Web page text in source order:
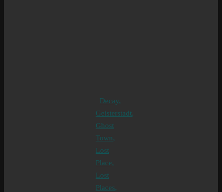
Decay,
Geisterstadt,
Ghost
Town,
Lost
Place,
Lost
Places,